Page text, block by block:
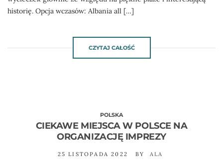
historię. Opcja wczasów: Albania all […]
CZYTAJ CAŁOŚĆ
POLSKA
CIEKAWE MIEJSCA W POLSCE NA
ORGANIZACJĘ IMPREZY
25 LISTOPADA 2022 BY ALA